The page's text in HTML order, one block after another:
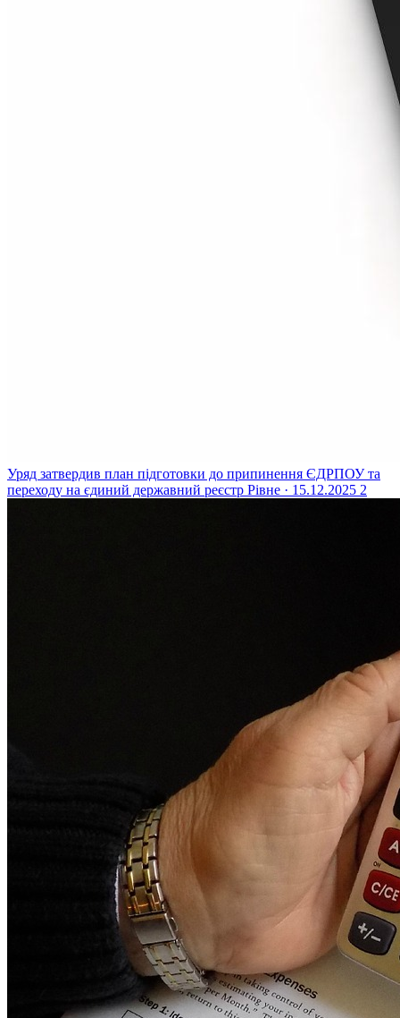
Уряд затвердив план підготовки до припинення ЄДРПОУ та
переходу на єдиний державний реєстр Рівне · 15.12.2025 2